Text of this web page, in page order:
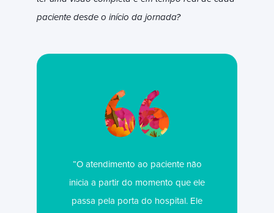
paciente desde o início da jornada?
“O atendimento ao paciente não
inicia a partir do momento que ele
passa pela porta do hospital. Ele